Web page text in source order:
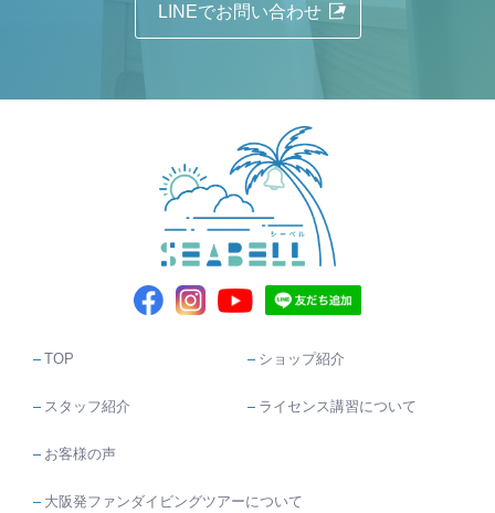
LINEでお問い合わせ
TOP ショップ紹介
スタッフ紹介 ライセンス講習について
お客様の声
大阪発ファンダイビングツアーについて